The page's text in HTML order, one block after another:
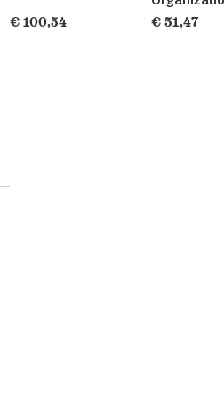
€ 100,54
€ 51,47